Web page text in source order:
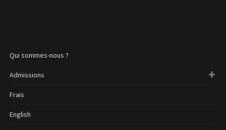
Qui sommes-nous ?
Admissions
Frais
English